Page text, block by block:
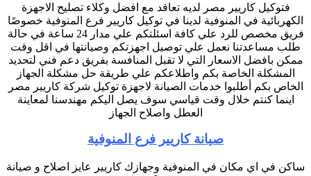
فتوكيل كاريير مصر لديه تعاقد مع افضل وكلاء تصليح الاجهزة
الكهربائية في المنوفية لدينا في توكيل كاريير فرع المنوفية خصوصًا
فريق مخصص للرد علي كافة اسئلتكم علي مدار 24 ساعة في حالة
طلب مساعدتنا نعمل علي توصيل اجهزتكم وصيانتها في اقل وقت
ممكن بافضل الاسعار التي لا تقبل المنافسة بفريق دعم فني لتحديد
المشكلة الخاصة بكم واطلاعكم علي طريقة حل مشكلة الجهاز
الخاص بكم أطلبوا خدمات الصيانة لاجهزة توكيل شركة كاريير مصر
اينما كنتم خلال وقت قياسي سوف يصل اليكم مهندسنا لمعاينة
العطل واصلاح الجهاز
صيانة كاريير فرع المنوفية
ساكن في اي مكان في المنوفية وجهازك كاريير عايز اصلاح و صيانة